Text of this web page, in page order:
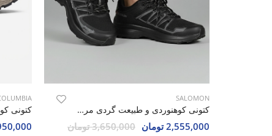
SALOMON
کتونی کوهنوردی و طبیعت گردی مردانه سالامون Speed Verse M
2,555,000 تومان 3,650,000 تومان 8,950,000